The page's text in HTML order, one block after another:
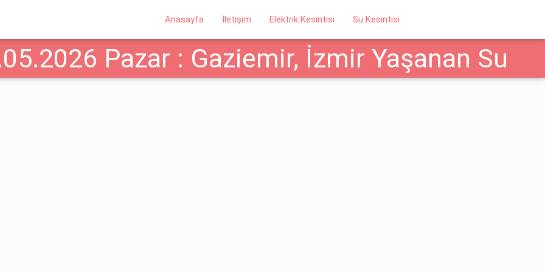
Anasayfa İletişim Elektrik Kesintisi Su Kesintisi
Pazar : Gaziemir, İzmir Yaşanan Su